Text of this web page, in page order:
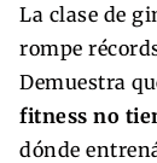
La clase de
rompe
Demuestra
fitness no
dónde